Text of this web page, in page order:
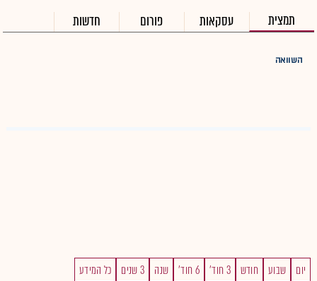
תמצית עסקאות פורום חדשות
השוואה
יום שבוע חודש 3 חוד' 6 חוד' שנה 3 שנים כל המידע